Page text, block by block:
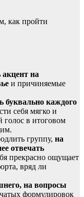
как пройти
акцент на
и причиняемые
буквально каждого
себя мягко и
в итоговом
группу, на
отвечать
прекрасно ощущает
вряд ли
на вопросы
формулировок